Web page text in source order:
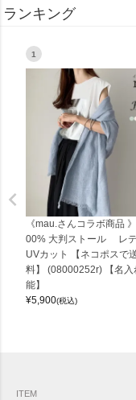
ランキング
1
《mau.さんコラボ商品
00% 大判ストール レ
UVカット 【ネコポスで
料】 (08000252r) 【名入
能】
¥5,900(税込)
ITEM